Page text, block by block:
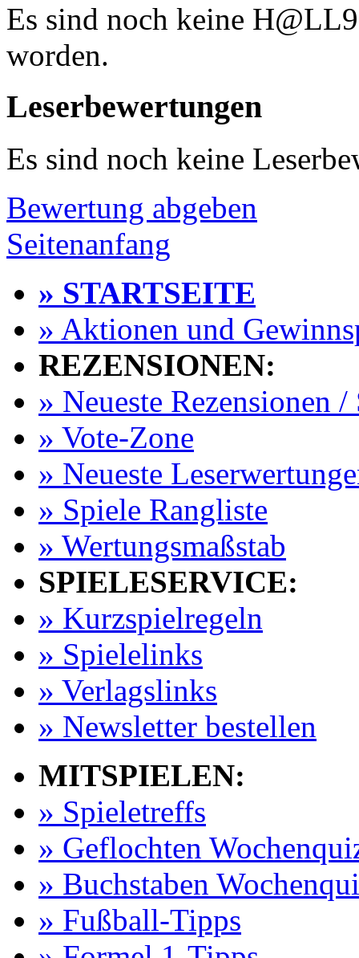
Es sind noch keine
worden.
Leserbewertungen
Es sind noch keine
Bewertung abgeben
Seitenanfang
» STARTSEITE
» Aktionen und
REZENSIONEN:
» Neueste Rezensionen /
» Vote-Zone
» Neueste
» Spiele Rangliste
» Wertungsmaßstab
SPIELESERVICE:
» Kurzspielregeln
» Spielelinks
» Verlagslinks
» Newsletter bestellen
MITSPIELEN:
» Spieletreffs
» Geflochten
» Buchstaben
» Fußball-Tipps